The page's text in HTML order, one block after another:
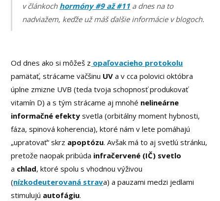
v článkoch hormóny #9 až #11 a dnes na to
nadviažem, keďže už máš ďalšie informácie v blogoch.
Od dnes ako si môžeš z opaľovacieho protokolu
pamätať, strácame väčšinu UV a v cca polovici októbra
úplne zmizne UVB (teda tvoja schopnosť produkovať
vitamín D) a s tým strácame aj mnohé nelineárne
informačné efekty svetla (orbitálny moment hybnosti,
fáza, spinová koherencia), ktoré nám v lete pomáhajú
„upratovať“ skrz apoptózu. Avšak má to aj svetlú stránku,
pretože naopak pribúda infračervené (IČ) svetlo
a chlad, ktoré spolu s vhodnou výživou
(nízkodeuterovaná strava) a pauzami medzi jedlami
stimulujú autofágiu.